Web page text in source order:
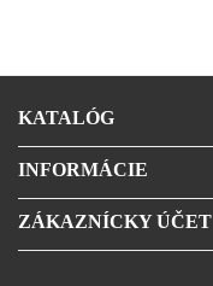
KATALÓG
INFORMÁCIE
ZÁKAZNÍCKY ÚČET